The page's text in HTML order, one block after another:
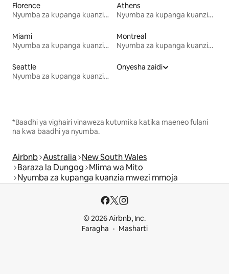
Florence
Nyumba za kupanga kuanzia mwezi mmoja
Athens
Nyumba za kupanga kuanzia mwezi mmoja
Miami
Nyumba za kupanga kuanzia mwezi mmoja
Montreal
Nyumba za kupanga kuanzia mwezi mmoja
Seattle
Nyumba za kupanga kuanzia mwezi mmoja
Onyesha zaidi
*Baadhi ya vighairi vinaweza kutumika katika maeneo fulani
na kwa baadhi ya nyumba.
Airbnb Australia New South Wales
Baraza la Dungog Mlima wa Mito
Nyumba za kupanga kuanzia mwezi mmoja
© 2026 Airbnb, Inc.
Faragha
Masharti